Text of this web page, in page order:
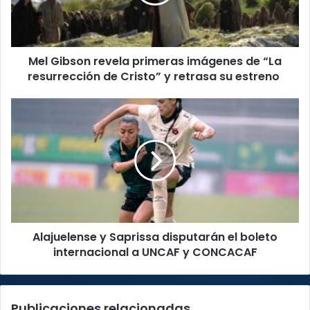
“La
resurrección
de
Cristo”Mel Gibson revela primeras imágenes de “La
resurrección de Cristo” y retrasa su estreno
Saprissa
disputarán
el
boleto
internacional
UNCAF
CONCACAF
Alajuelense y Saprissa disputarán el boleto
internacional a UNCAF y CONCACAF